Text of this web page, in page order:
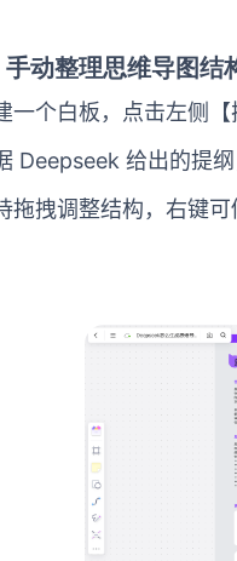
手动整理思维导图结
一个白板，点击左侧
Deepseek 给出的提
拖拽调整结构，右键